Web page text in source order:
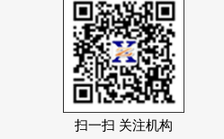
扫一扫 关注机构